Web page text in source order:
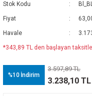
Stok Kodu
Fiyat
Havale
*343,89 TL den başlayan
%10 İndirim
3.597,89 TL
3.238,10 TL